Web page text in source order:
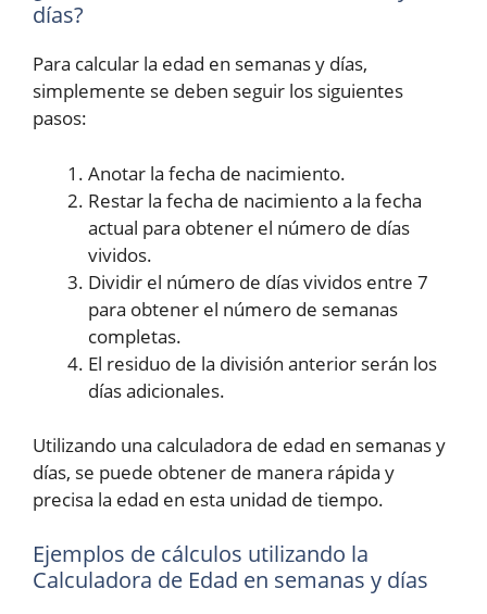
días?
Para calcular la edad en semanas y días,
simplemente se deben seguir los siguientes
pasos:
Anotar la fecha de nacimiento.
Restar la fecha de nacimiento a la fecha
actual para obtener el número de días
vividos.
Dividir el número de días vividos entre 7
para obtener el número de semanas
completas.
El residuo de la división anterior serán los
días adicionales.
Utilizando una calculadora de edad en semanas y
días, se puede obtener de manera rápida y
precisa la edad en esta unidad de tiempo.
Ejemplos de cálculos utilizando la
Calculadora de Edad en semanas y días